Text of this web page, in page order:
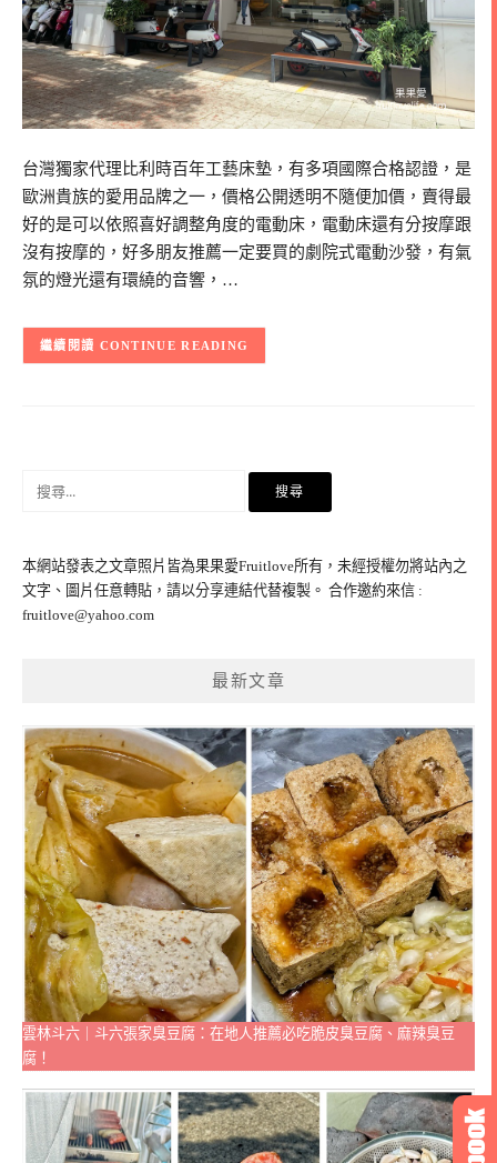
台灣獨家代理比利時百年工藝床墊，有多項國際合格認證，是
歐洲貴族的愛用品牌之一，價格公開透明不隨便加價，賣得最
好的是可以依照喜好調整角度的電動床，電動床還有分按摩跟
沒有按摩的，好多朋友推薦一定要買的劇院式電動沙發，有氣
氛的燈光還有環繞的音響，…
CONTINUE READING
字:
本網站發表之文章照片皆為果果愛Fruitlove所有，未經授權勿將站內之
文字、圖片任意轉貼，請以分享連結代替複製。 合作邀約來信 :
fruitlove@yahoo.com
最新文章
雲林斗六｜斗六張家臭豆腐：在地人推薦必吃脆皮臭豆腐、麻辣臭豆
腐！